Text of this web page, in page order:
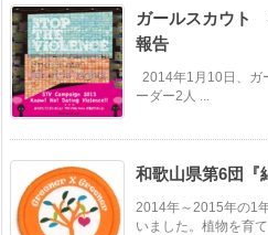
ガールスカウト
報告
2014年1月10日、ガ
ーダー2人 ...
和歌山県第6団『
2014年～2015年の1
いました。植物を育